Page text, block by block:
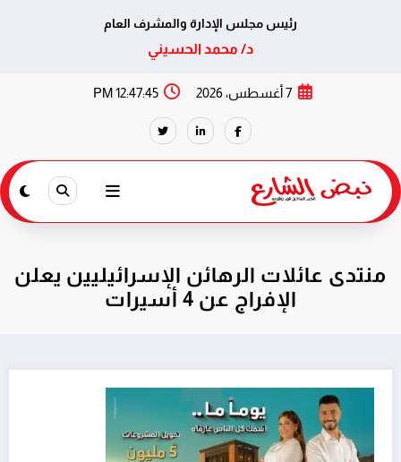
رئيس مجلس الإدارة والمشرف العام
د/ محمد الحسيني
7 أغسطس، 2026 12:47:45 PM
منتدى عائلات الرهائن الإسرائيليين يعلن
الإفراج عن 4 أسيرات